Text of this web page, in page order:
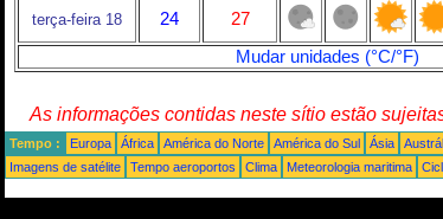
terça-feira 18 24
27
Mudar unidades (°C/°F)
As informações contidas neste sítio estão
Tempo : Europa África América do Norte América do Sul Ásia
Imagens de satélite
Tempo aeroportos Clima Meteorologia maritima